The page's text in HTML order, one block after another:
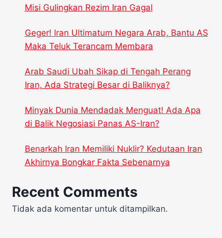
Misi Gulingkan Rezim Iran Gagal
Geger! Iran Ultimatum Negara Arab, Bantu AS
Maka Teluk Terancam Membara
Arab Saudi Ubah Sikap di Tengah Perang
Iran, Ada Strategi Besar di Baliknya?
Minyak Dunia Mendadak Menguat! Ada Apa
di Balik Negosiasi Panas AS-Iran?
Benarkah Iran Memiliki Nuklir? Kedutaan Iran
Akhirnya Bongkar Fakta Sebenarnya
Recent Comments
Tidak ada komentar untuk ditampilkan.